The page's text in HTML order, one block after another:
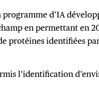
programme d’IA
en permettant en
protéines identifiées
l’identification